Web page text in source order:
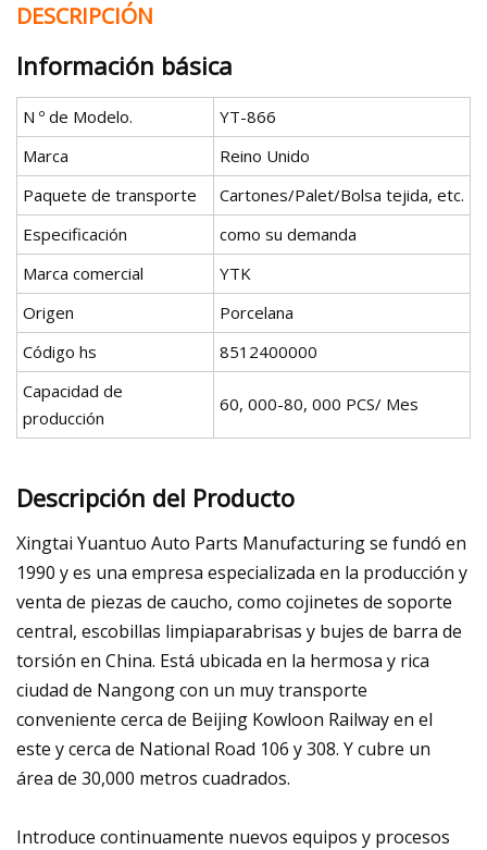
DESCRIPCIÓN
Información básica
N º de Modelo.
YT-866
Marca
Reino Unido
Paquete de transporte
Cartones/Palet/Bolsa tejida, etc.
Especificación
como su demanda
Marca comercial
YTK
Origen
Porcelana
Código hs
8512400000
Capacidad de
producción
60, 000-80, 000 PCS/ Mes
Descripción del Producto
Xingtai Yuantuo Auto Parts Manufacturing se fundó en
1990 y es una empresa especializada en la producción y
venta de piezas de caucho, como cojinetes de soporte
central, escobillas limpiaparabrisas y bujes de barra de
torsión en China. Está ubicada en la hermosa y rica
ciudad de Nangong con un muy transporte
conveniente cerca de Beijing Kowloon Railway en el
este y cerca de National Road 106 y 308. Y cubre un
área de 30,000 metros cuadrados.
Introduce continuamente nuevos equipos y procesos